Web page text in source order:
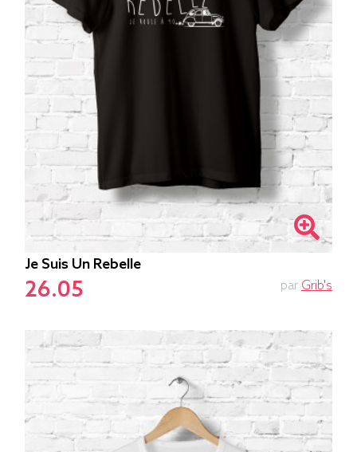
Je Suis Un Rebelle
26.05 par Grib's